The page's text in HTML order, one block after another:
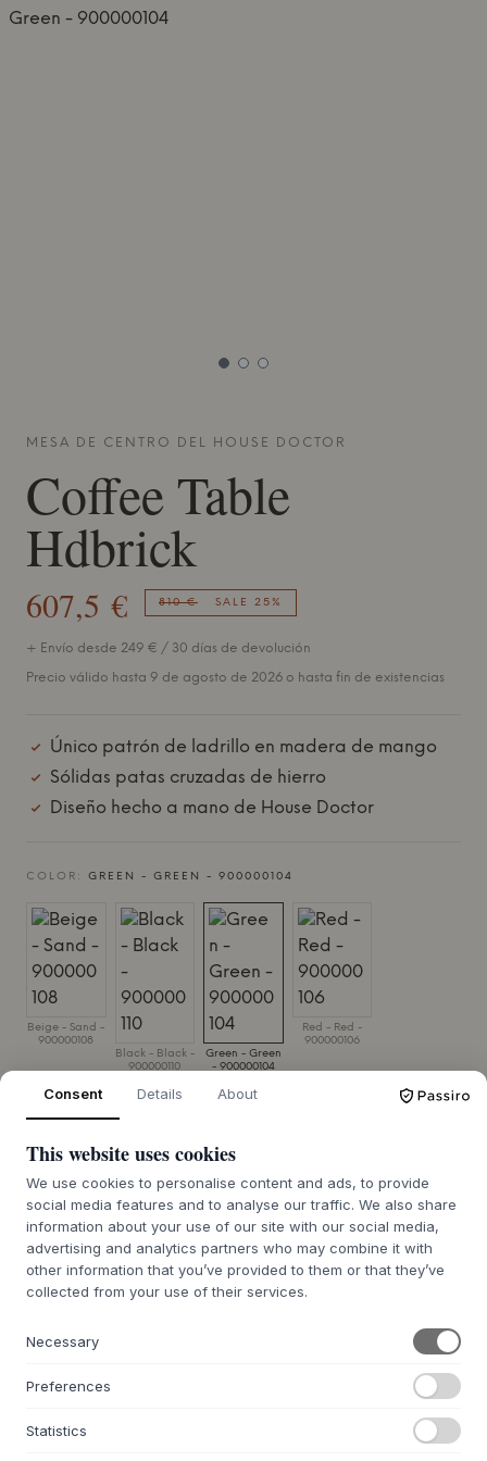
MESA DE CENTRO DEL HOUSE DOCTOR
Coffee Table
Hdbrick
607,5 € 810 € SALE 25%
+ Envío desde 249 € / 30 días de devolución
Precio válido hasta 9 de agosto de 2026 o hasta fin de existencias
Único patrón de ladrillo en madera de mango
Sólidas patas cruzadas de hierro
Diseño hecho a mano de House Doctor
COLOR: GREEN - GREEN - 900000104
Beige - Sand -
900000108
Black - Black -
900000110
Green - Green
- 900000104
Red - Red -
900000106
AÑADIR A LA CESTA
7-14 días de plazo de entrega
DESCRIPCIÓN +
es un mueble
que combina una construcción robusta con una expresión
distintiva. La encimera está hecha de MDF y adornada con
baldosas anchas de madera de mango lacadas de alto
Consent Details About
This website uses cookies
We use cookies to personalise content and ads, to provide
social media features and to analyse our traffic. We also share
information about your use of our site with our social media,
advertising and analytics partners who may combine it with
other information that you’ve provided to them or that they’ve
collected from your use of their services.
Necessary
Preferences
Statistics